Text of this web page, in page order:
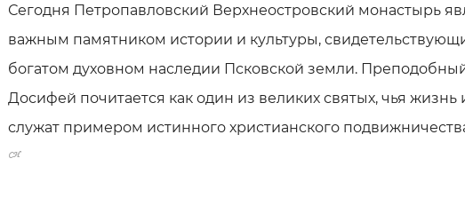
Сегодня Петропавловский Верхнеостровский монастырь
важным памятником истории и культуры,
богатом духовном наследии Псковской земли.
Досифей почитается как один из великих святых, чья жизнь
служат примером истинного христианского